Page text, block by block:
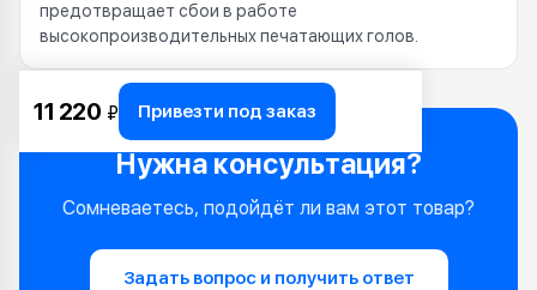
предотвращает сбои в работе
высокопроизводительных печатающих голов.
11 220 ₽ Привезти под заказ
Нужна консультация?
Сомневаетесь, подойдёт ли вам этот товар?
Задать вопрос и получить ответ